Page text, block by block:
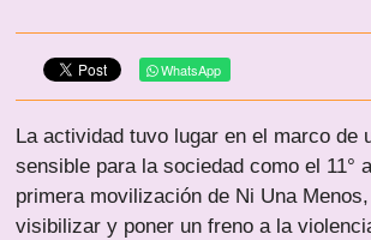
WhatsApp
La actividad tuvo lugar en el marco de
sensible para la sociedad como el 11°
primera movilización de Ni Una
visibilizar y poner un freno a la